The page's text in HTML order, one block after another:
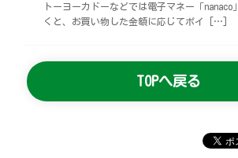
トーヨーカドーなどでは電子マネー「nanaco
くと、お買い物した金額に応じてポイ […]
TOPへ戻る